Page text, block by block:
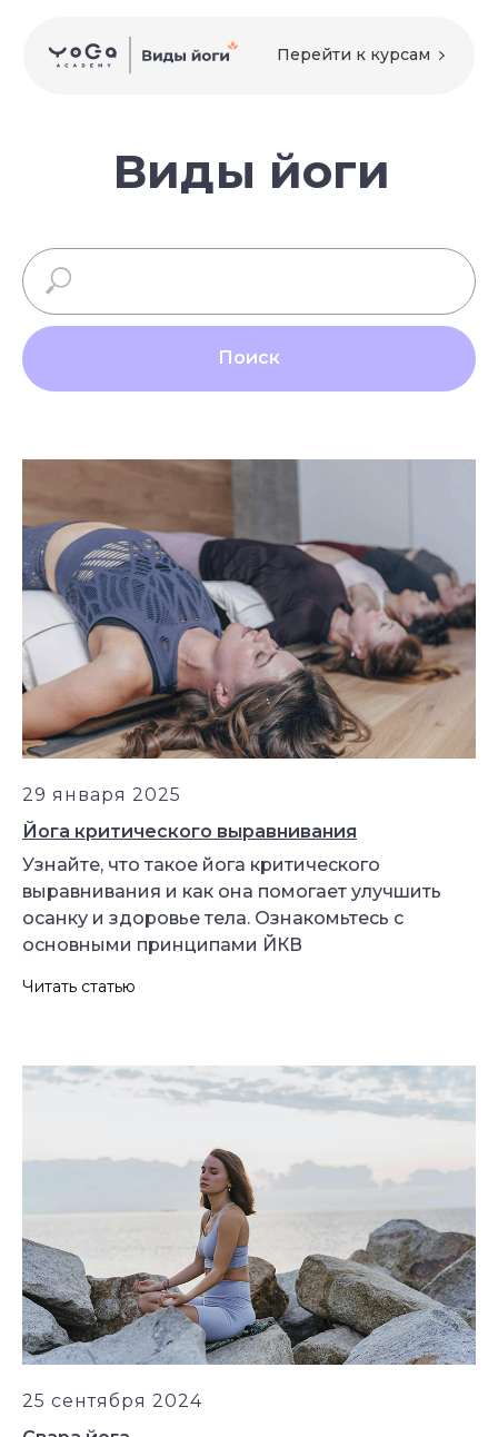
Перейти к курсам
Поиск
29 января 2025
Йога критического выравнивания
Узнайте, что такое йога критического
выравнивания и как она помогает улучшить
осанку и здоровье тела. Ознакомьтесь с
основными принципами ЙКВ
Читать статью
25 сентября 2024